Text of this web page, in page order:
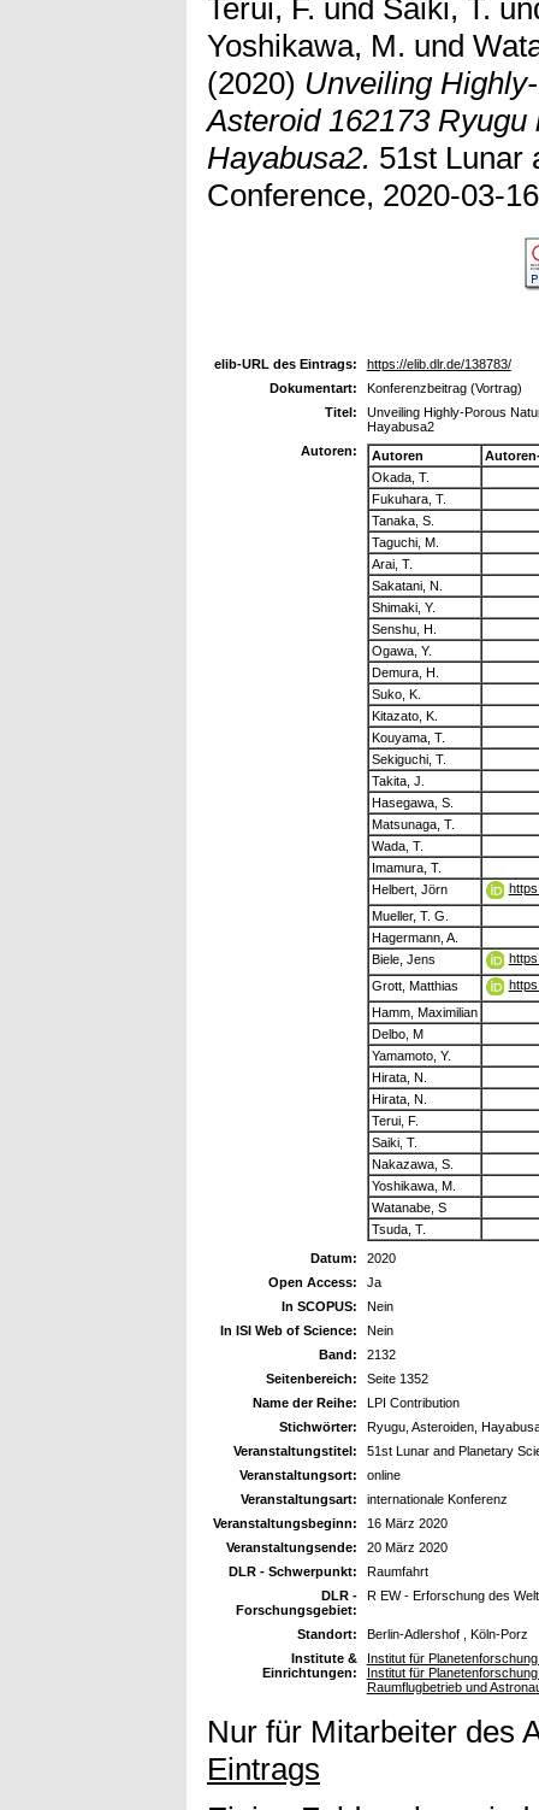
Terui, F. und Saiki, T.
Yoshikawa, M. und
(2020) Unveiling
Asteroid 162173
Hayabusa2. 51st Lunar
Conference, 2020-03-
elib-URL des Eintrags:
https://elib.dlr.de/138783/
Dokumentart:
Konferenzbeitrag (Vortrag)
Titel:
Unveiling Highly-Porous
Hayabusa2
Autoren:
Autoren
Okada, T.
Fukuhara, T.
Tanaka, S.
Taguchi, M.
Arai, T.
Sakatani, N.
Shimaki, Y.
Senshu, H.
Ogawa, Y.
Demura, H.
Suko, K.
Kitazato, K.
Kouyama, T.
Sekiguchi, T.
Takita, J.
Hasegawa, S.
Matsunaga, T.
Wada, T.
Imamura, T.
Helbert, Jörn
Mueller, T. G.
Hagermann, A.
Biele, Jens
Grott, Matthias
Hamm, Maximilian
Delbo, M
Yamamoto, Y.
Hirata, N.
Hirata, N.
Terui, F.
Saiki, T.
Nakazawa, S.
Yoshikawa, M.
Watanabe, S
Tsuda, T.
Datum:
2020
Open Access:
Ja
In SCOPUS:
Nein
In ISI Web of Science:
Nein
Band:
2132
Seitenbereich:
Seite 1352
Name der Reihe:
LPI Contribution
Stichwörter:
Ryugu, Asteroiden,
Veranstaltungstitel:
51st Lunar and Planetary
Veranstaltungsort:
online
Veranstaltungsart:
internationale Konferenz
Veranstaltungsbeginn:
16 März 2020
Veranstaltungsende:
20 März 2020
DLR - Schwerpunkt:
Raumfahrt
DLR -
Forschungsgebiet:
R EW - Erforschung des
Standort:
Berlin-Adlershof , Köln-Porz
Institute &
Einrichtungen:
Institut für
Institut für
Raumflugbetrieb und
Nur für Mitarbeiter des
Eintrags